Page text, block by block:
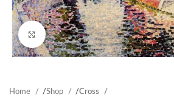
Click to enlarge
Home Shop Cross